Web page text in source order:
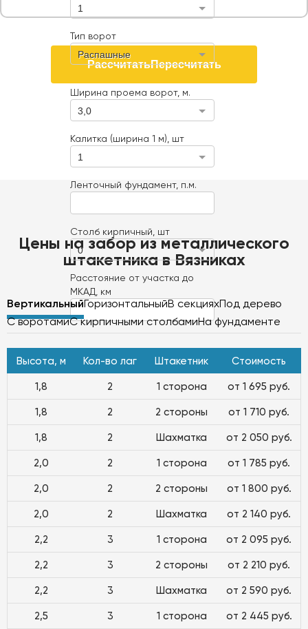
1
Тип ворот
Распашные
Ширина проема ворот, м.
3,0
Калитка (ширина 1 м), шт
1
Ленточный фундамент, п.м.
Столб кирпичный, шт
0
Расстояние от участка до
МКАД, км
РассчитатьПересчитать
Цены на забор из металлического
штакетника в Вязниках
ВертикальныйГоризонтальныйВ секцияхПод дерево
С воротамиС кирпичными столбамиНа фундаменте
Высота, м Кол-во лаг Штакетник Стоимость
1,8 2 1 сторона от 1 695 руб.
1,8 2 2 стороны от 1 710 руб.
1,8 2 Шахматка от 2 050 руб.
2,0 2 1 сторона от 1 785 руб.
2,0 2 2 стороны от 1 800 руб.
2,0 2 Шахматка от 2 140 руб.
2,2 3 1 сторона от 2 095 руб.
2,2 3 2 стороны от 2 210 руб.
2,2 3 Шахматка от 2 590 руб.
2,5 3 1 сторона от 2 445 руб.